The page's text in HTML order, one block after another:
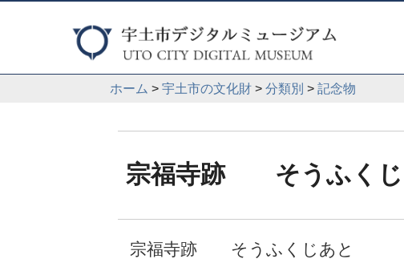
ホーム > 宇土市の文化財 > 分類別 > 記念物
宗福寺跡 そうふくじ
宗福寺跡 そうふくじあと